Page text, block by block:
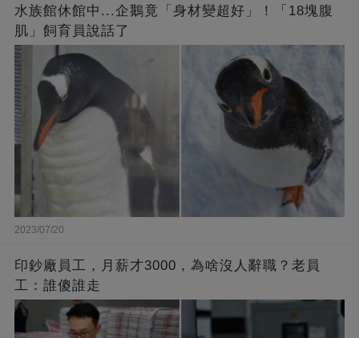
水族館休館中...企鵝竟「身材變超好」！「18塊腹
肌」飼育員說話了
2023/07/20
印鈔廠員工，月薪才3000，為啥沒人辭職？老員
工：誰傻誰走